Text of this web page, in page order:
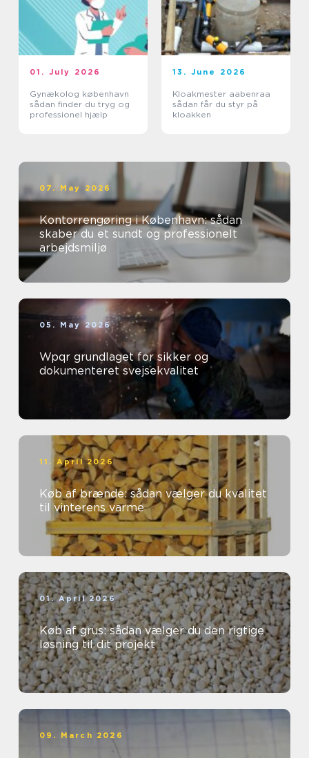
01. July 2026
Gynækolog københavn
sådan finder du tryg og
professionel hjælp
13. June 2026
Kloakmester aabenraa
sådan får du styr på
kloakken
07. May 2026
Kontorrengøring i København: sådan
skaber du et sundt og professionelt
arbejdsmiljø
05. May 2026
Wpqr grundlaget for sikker og
dokumenteret svejsekvalitet
11. April 2026
Køb af brænde: sådan vælger du kvalitet
til vinterens varme
01. April 2026
Køb af grus: sådan vælger du den rigtige
løsning til dit projekt
09. March 2026